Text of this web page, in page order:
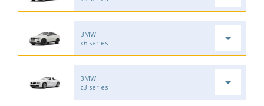
BMW
x6 series
BMW
z3 series